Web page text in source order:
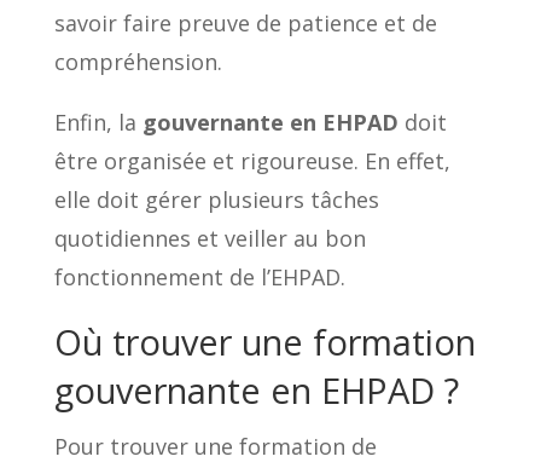
savoir faire preuve de patience et de
compréhension.
Enfin, la gouvernante en EHPAD doit
être organisée et rigoureuse. En effet,
elle doit gérer plusieurs tâches
quotidiennes et veiller au bon
fonctionnement de l’EHPAD.
Où trouver une formation
gouvernante en EHPAD ?
Pour trouver une formation de